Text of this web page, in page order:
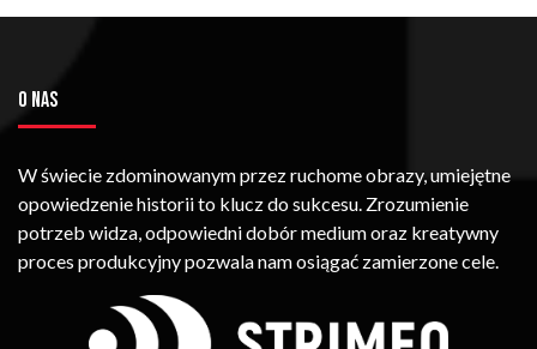
O NAS
W świecie zdominowanym przez ruchome obrazy, umiejętne
opowiedzenie historii to klucz do sukcesu. Zrozumienie
potrzeb widza, odpowiedni dobór medium oraz kreatywny
proces produkcyjny pozwala nam osiągać zamierzone cele.